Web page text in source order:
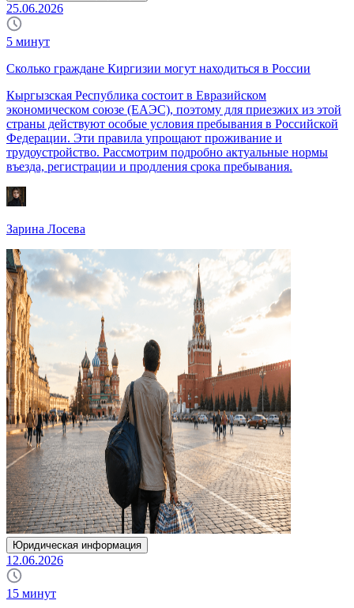
25.06.2026
5 минут
Сколько граждане Киргизии могут находиться в России
Кыргызская Республика состоит в Евразийском
экономическом союзе (ЕАЭС), поэтому для приезжих из этой
страны действуют особые условия пребывания в Российской
Федерации. Эти правила упрощают проживание и
трудоустройство. Рассмотрим подробно актуальные нормы
въезда, регистрации и продления срока пребывания.
Зарина Лосева
Юридическая информация
12.06.2026
15 минут